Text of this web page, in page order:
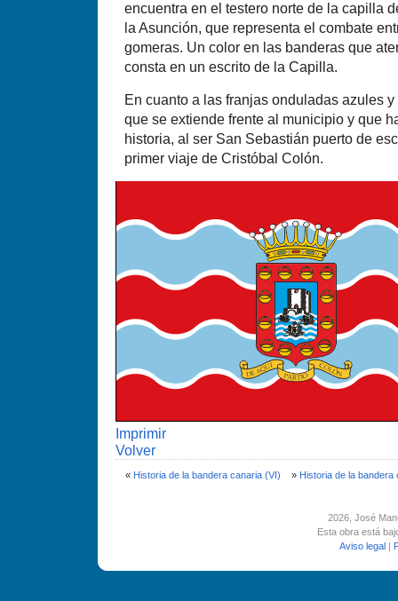
encuentra en el testero norte de la capilla
la Asunción, que representa el combate
gomeras. Un color en las banderas que
consta en un escrito de la Capilla.
En cuanto a las franjas onduladas azules
que se extiende frente al municipio y que
historia, al ser San Sebastián puerto de
primer viaje de Cristóbal Colón.
Imprimir
Volver
« Historia de la bandera canaria (VI) » Historia de la bandera
2026, José
Esta obra está
Aviso legal |